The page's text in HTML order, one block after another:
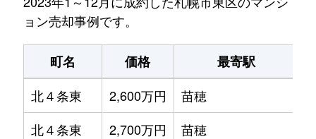
ョン売却事例です。
町名 価格 最寄駅
北４条東
2,600万円 苗穂
北４条東
2,700万円 苗穂